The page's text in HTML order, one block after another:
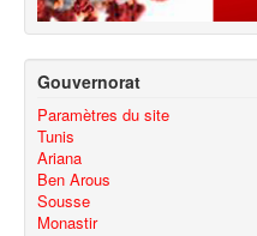
Gouvernorat
Paramètres du site
Tunis
Ariana
Ben Arous
Sousse
Monastir